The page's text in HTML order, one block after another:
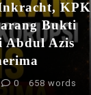
KPK
Bukti
Abdul Azis
0 658 words